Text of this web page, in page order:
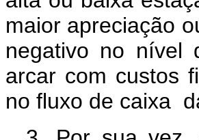
maior apreciação
negativo no nível
arcar com custos
no fluxo de caixa